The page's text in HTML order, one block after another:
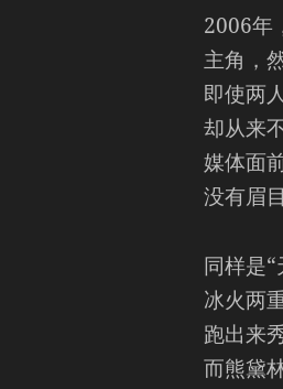
2006年
主角，
即使两
却从来
媒体面
没有眉
同样是
冰火两
跑出来
而熊黛